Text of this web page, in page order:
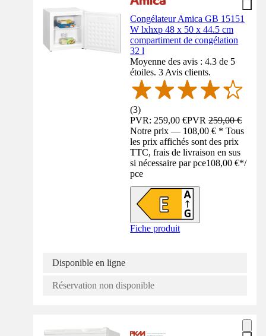
Congélateur Amica GB 15151
W lxhxp 48 x 50 x 44.5 cm
compartiment de congélation
32 l
Moyenne des avis : 4.3 de 5
étoiles. 3 Avis clients.
(3)
PVR: 259,00 €PVR259,00 €
Notre prix — 108,00 € * Tous
les prix affichés sont des prix
TTC, frais de livraison en sus
si nécessaire par pce108,00 €*/
pce
Fiche produit
Disponible en ligne
Réservation non disponible